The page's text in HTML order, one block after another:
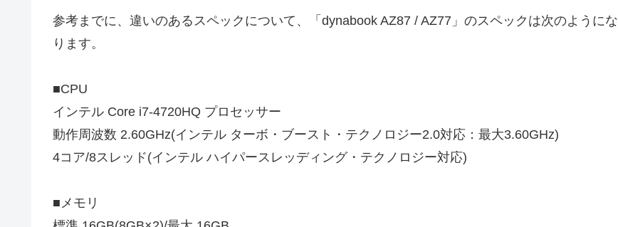
参考までに、違いのあるスペックについて、「dynabook AZ87 / AZ77」のスペックは次のようにな
ります。
■CPU
インテル Core i7-4720HQ プロセッサー
動作周波数 2.60GHz(インテル ターボ・ブースト・テクノロジー2.0対応：最大3.60GHz)
4コア/8スレッド(インテル ハイパースレッディング・テクノロジー対応)
■メモリ